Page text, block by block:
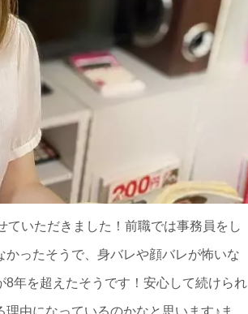
いただきました！前職では事務員をし
ったそうで、身バレや顔バレが怖いな
年を超えたそうです！安心して続けられ
由になっているのかなと思います♪ま